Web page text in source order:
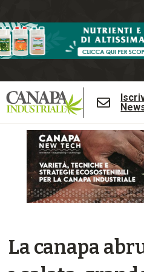
La canapa